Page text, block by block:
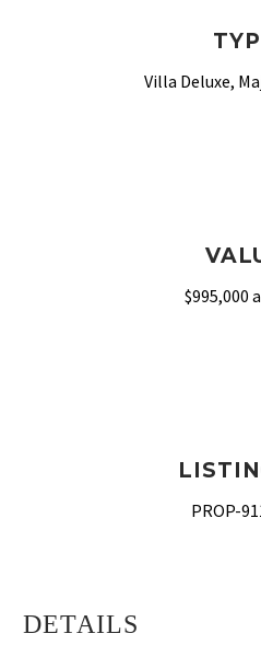
Villa Deluxe,
$995,000
PROP-
DETAILS